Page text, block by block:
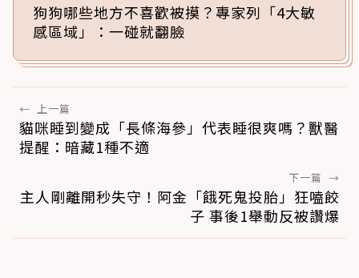
狗狗哪些地方不喜歡被摸？專家列「4大敏
感區域」：一碰就翻臉
← 上一篇
貓咪睡到變成「長條海參」代表睡很爽嗎？獸醫
提醒：暗藏1種不適
下一篇 →
主人剛離開秒失守！阿金「餓死鬼投胎」狂嗑餃
子 事後1舉動反被讚爆